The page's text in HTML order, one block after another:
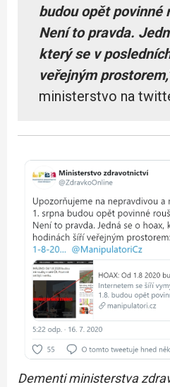
budou opět povinné
Není to pravda.
který se v
veřejným
ministerstvo na
Dementi ministerstva